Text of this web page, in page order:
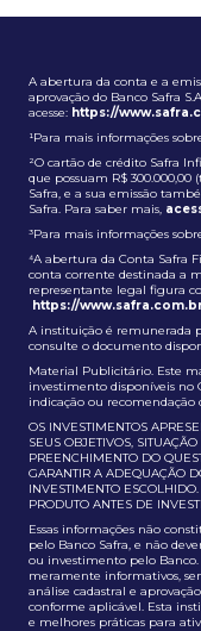
A abertura da conta e a
aprovação do Banco Safra
acesse: https://
¹Para mais informações
²O cartão de crédito Safra
que possuam R$
Safra, e a sua emissão
Safra. Para saber mais,
³Para mais informações
⁴A abertura da Conta Safra
conta corrente destinada a
representante legal figura
https://
A instituição é remunerada
consulte o documento
Material Publicitário. Este
investimento disponíveis no
indicação ou recomendação
OS INVESTIMENTOS
SEUS OBJETIVOS,
PREENCHIMENTO DO
GARANTIR A ADEQUAÇÃO
INVESTIMENTO
PRODUTO ANTES DE
Essas informações não
pelo Banco Safra, e não
ou investimento pelo Banco.
meramente informativos,
análise cadastral e
conforme aplicável. Esta
e melhores práticas para